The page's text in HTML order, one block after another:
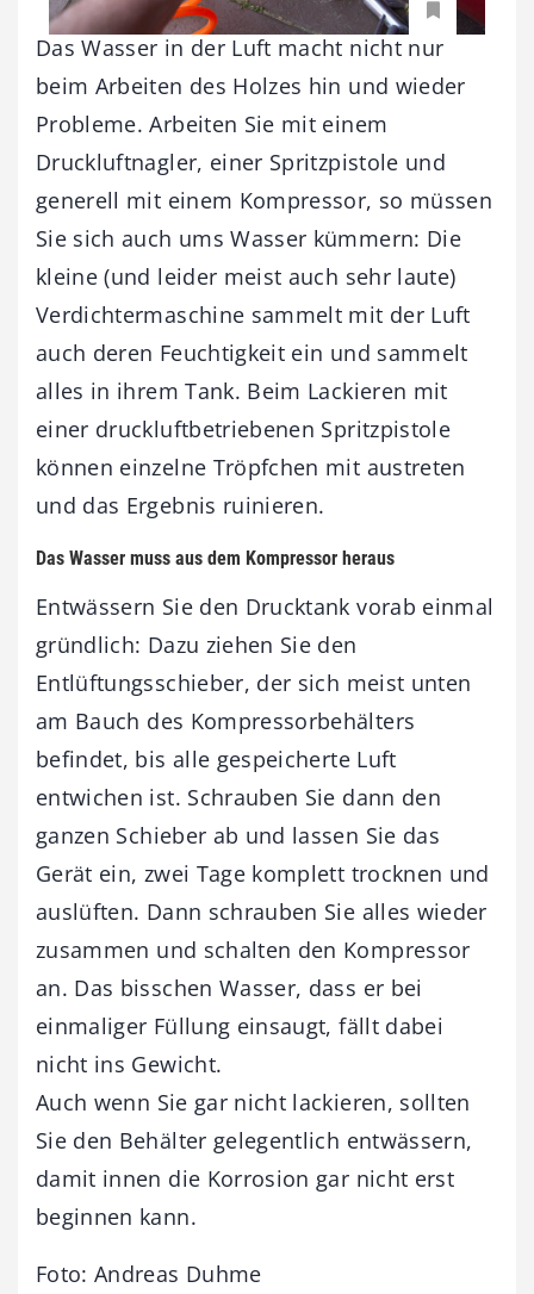
Das Wasser in der Luft macht nicht nur
beim Arbeiten des Holzes hin und wieder
Probleme. Arbeiten Sie mit einem
Druckluftnagler, einer Spritzpistole und
generell mit einem Kompressor, so müssen
Sie sich auch ums Wasser kümmern: Die
kleine (und leider meist auch sehr laute)
Verdichtermaschine sammelt mit der Luft
auch deren Feuchtigkeit ein und sammelt
alles in ihrem Tank. Beim Lackieren mit
einer druckluftbetriebenen Spritzpistole
können einzelne Tröpfchen mit austreten
und das Ergebnis ruinieren.
Das Wasser muss aus dem Kompressor heraus
Entwässern Sie den Drucktank vorab einmal
gründlich: Dazu ziehen Sie den
Entlüftungsschieber, der sich meist unten
am Bauch des Kompressorbehälters
befindet, bis alle gespeicherte Luft
entwichen ist. Schrauben Sie dann den
ganzen Schieber ab und lassen Sie das
Gerät ein, zwei Tage komplett trocknen und
auslüften. Dann schrauben Sie alles wieder
zusammen und schalten den Kompressor
an. Das bisschen Wasser, dass er bei
einmaliger Füllung einsaugt, fällt dabei
nicht ins Gewicht.
Auch wenn Sie gar nicht lackieren, sollten
Sie den Behälter gelegentlich entwässern,
damit innen die Korrosion gar nicht erst
beginnen kann.
Foto: Andreas Duhme